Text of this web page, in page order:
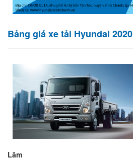
Bảng giá xe tải Hyundai 2020
Lâm